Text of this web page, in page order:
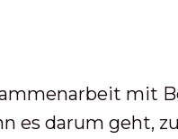
mit
es darum geht,